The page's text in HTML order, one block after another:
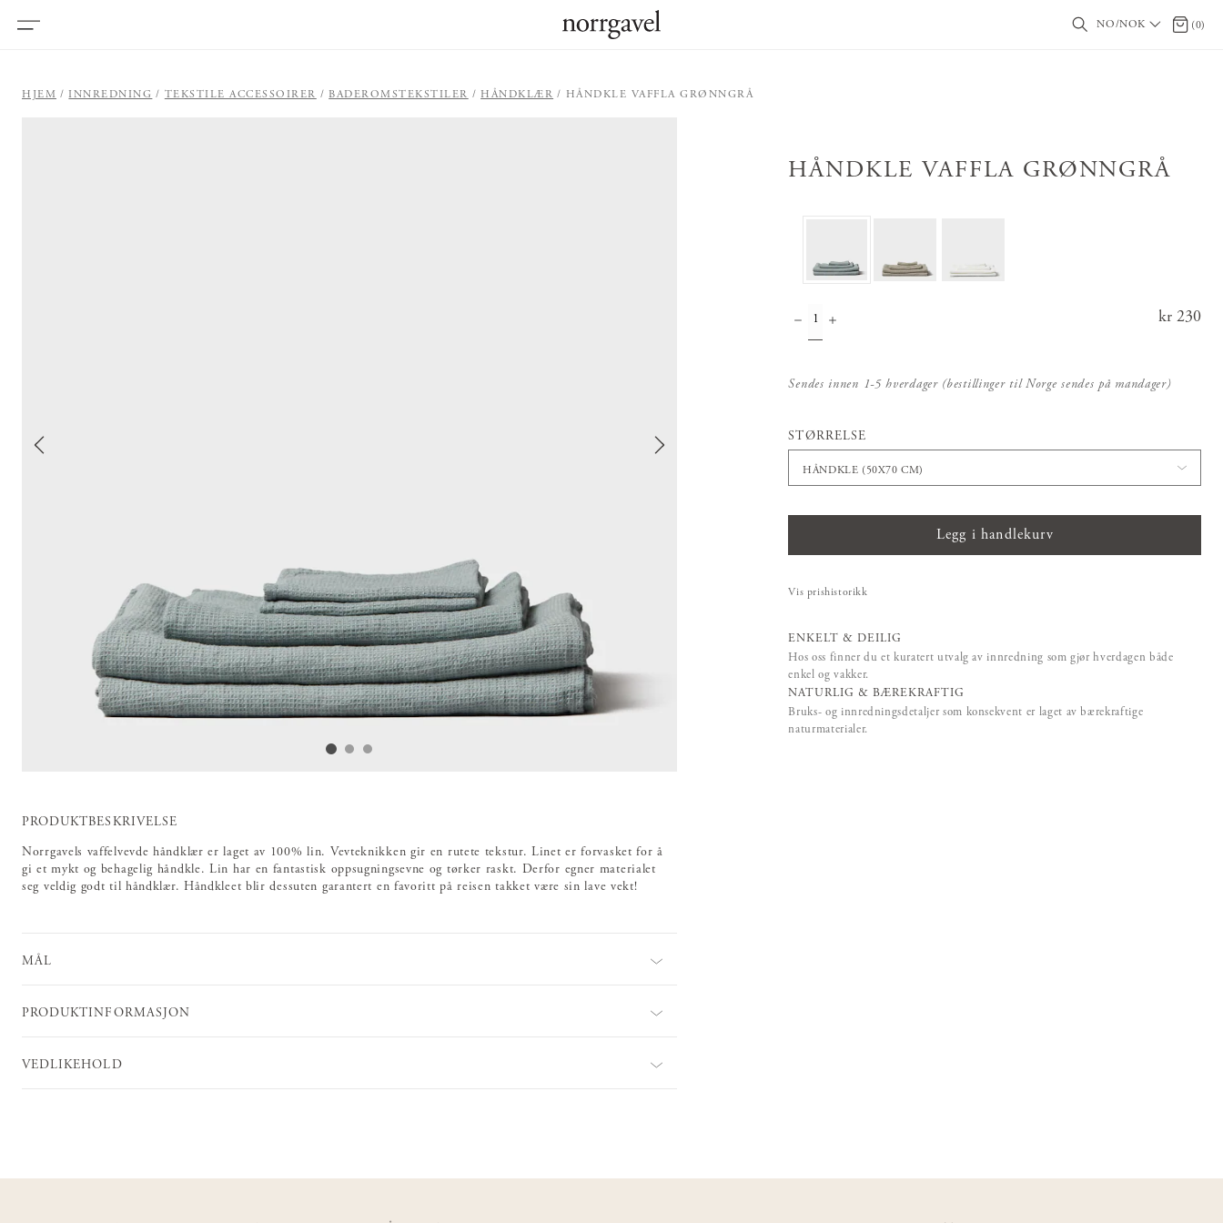
NO/NOK 0 (0)
HJEM INNREDNING TEKSTILE ACCESSOIRER BADEROMSTEKSTILER HÅNDKLÆR HÅNDKLE VAFFLA GRØNNGRÅ
HÅNDKLE VAFFLA GRØNNGRÅ
Pris:
kr 230
Sendes innen 1-5 hverdager (bestillinger til Norge sendes på mandager)
STØRRELSE
HÅNDKLE (50X70 CM)
Legg i handlekurv
Vis prishistorikk
ENKELT & DEILIG
Hos oss finner du et kuratert utvalg av innredning som gjør hverdagen både
enkel og vakker.
NATURLIG & BÆREKRAFTIG
Bruks- og innredningsdetaljer som konsekvent er laget av bærekraftige
naturmaterialer.
PRODUKTBESKRIVELSE
Norrgavels vaffelvevde håndklær er laget av 100% lin. Vevteknikken gir en rutete tekstur. Linet er forvasket for å
gi et mykt og behagelig håndkle. Lin har en fantastisk oppsugningsevne og tørker raskt. Derfor egner materialet
seg veldig godt til håndklær. Håndkleet blir dessuten garantert en favoritt på reisen takket være sin lave vekt!
MÅL
PRODUKTINFORMASJON
VEDLIKEHOLD